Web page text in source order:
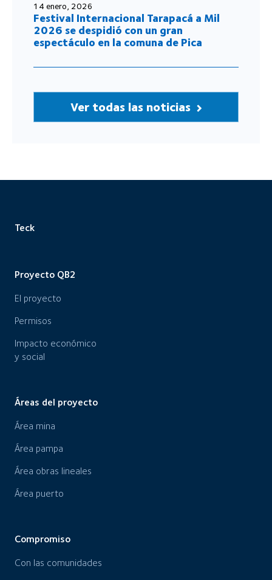
14 enero, 2026
Festival Internacional Tarapacá a Mil
2026 se despidió con un gran
espectáculo en la comuna de Pica
Ver todas las noticias
Teck
Proyecto QB2
El proyecto
Permisos
Impacto económico
y social
Áreas del proyecto
Área mina
Área pampa
Área obras lineales
Área puerto
Compromiso
Con las comunidades